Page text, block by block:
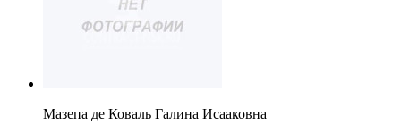
Мазепа де Коваль Галина Исааковна